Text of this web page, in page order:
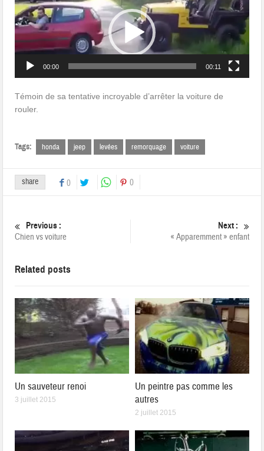
vidéo
00:00 00:11
Témoin de sa tentative incroyable d’arrêter la voiture de
rouler.
Tags: honda jeep levées remorquage voiture
share 0 0
Previous :
Chien vs voiture
Next :
« Apparemment » enfant
Related posts
Un sauveteur renoi
3 juillet 2015
Un peintre pas comme les
autres
2 juillet 2015